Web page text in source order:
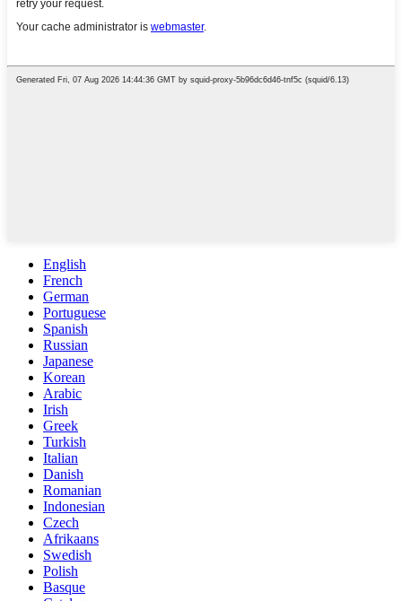
English
French
German
Portuguese
Spanish
Russian
Japanese
Korean
Arabic
Irish
Greek
Turkish
Italian
Danish
Romanian
Indonesian
Czech
Afrikaans
Swedish
Polish
Basque